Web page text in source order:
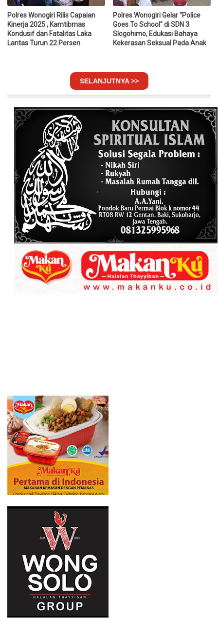
Polres Wonogiri Rilis Capaian
Kinerja 2025 , Kamtibmas
Kondusif dan Fatalitas Laka
Lantas Turun 22 Persen
Polres Wonogiri Gelar "Police
Goes To School" di SDN 3
Slogohimo, Edukasi Bahaya
Kekerasan Seksual Pada Anak
SELANJUTNYA >>